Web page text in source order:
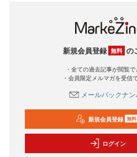
新規会員登録 無料 の
・全ての過去記事が閲覧
・会員限定メルマガを受信
メールバックナ
新規会員登録 無料
ログイン